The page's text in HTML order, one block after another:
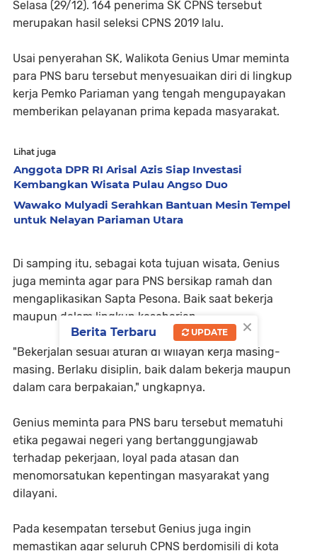
Selasa (29/12). 164 penerima SK CPNS tersebut
merupakan hasil seleksi CPNS 2019 lalu.
Usai penyerahan SK, Walikota Genius Umar meminta
para PNS baru tersebut menyesuaikan diri di lingkup
kerja Pemko Pariaman yang tengah mengupayakan
memberikan pelayanan prima kepada masyarakat.
Lihat juga
Anggota DPR RI Arisal Azis Siap Investasi
Kembangkan Wisata Pulau Angso Duo
Wawako Mulyadi Serahkan Bantuan Mesin Tempel
untuk Nelayan Pariaman Utara
Di samping itu, sebagai kota tujuan wisata, Genius
juga meminta agar para PNS bersikap ramah dan
mengaplikasikan Sapta Pesona. Baik saat bekerja
maupun dalam lingkup keseharian.
"Bekerjalah sesuai aturan di wilayah kerja masing-
masing. Berlaku disiplin, baik dalam bekerja maupun
dalam cara berpakaian," ungkapnya.
Genius meminta para PNS baru tersebut mematuhi
etika pegawai negeri yang bertanggungjawab
terhadap pekerjaan, loyal pada atasan dan
menomorsatukan kepentingan masyarakat yang
dilayani.
Pada kesempatan tersebut Genius juga ingin
memastikan agar seluruh CPNS berdomisili di kota
×
Berita Terbaru UPDATE